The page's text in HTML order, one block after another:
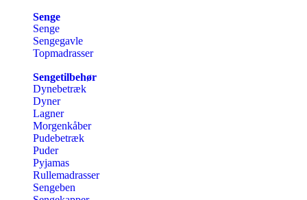
Senge
Senge
Sengegavle
Topmadrasser
Sengetilbehør
Dynebetræk
Dyner
Lagner
Morgenkåber
Pudebetræk
Puder
Pyjamas
Rullemadrasser
Sengeben